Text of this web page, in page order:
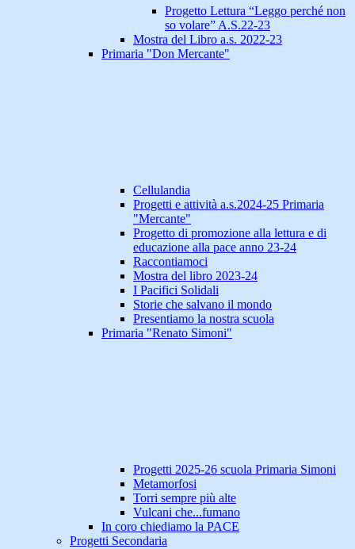
Progetto Lettura “Leggo perché non
so volare” A.S.22-23
Mostra del Libro a.s. 2022-23
Primaria "Don Mercante"
Cellulandia
Progetti e attività a.s.2024-25 Primaria
"Mercante"
Progetto di promozione alla lettura e di
educazione alla pace anno 23-24
Raccontiamoci
Mostra del libro 2023-24
I Pacifici Solidali
Storie che salvano il mondo
Presentiamo la nostra scuola
Primaria "Renato Simoni"
Progetti 2025-26 scuola Primaria Simoni
Metamorfosi
Torri sempre più alte
Vulcani che...fumano
In coro chiediamo la PACE
Progetti Secondaria